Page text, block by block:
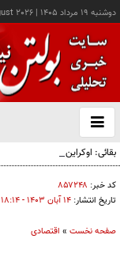
دوشنبه ۱۹ مرداد ۱۴۰۵ |
2026
باز
و
بقائی: اوکراین جبران نکند،
کد خبر: ۸۵۷۲۴۸
تاریخ انتشار: ۱۴ آبان ۱۴۰۳ - ۱۸:۱۴
صفحه نخست » اقتصادی